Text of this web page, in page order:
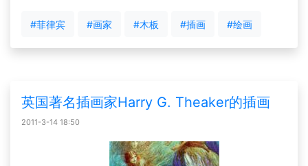
#菲律宾 #画家 #木板 #插画 #绘画
英国著名插画家Harry G. Theaker的插画
2011-3-14 18:50